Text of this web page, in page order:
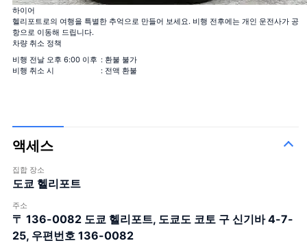
하이어
헬리포트로의 여행을 특별한 추억으로 만들어 보세요. 비행 전후에는 개인 운전사가 공
항으로 이동해 드립니다.
차량 취소 정책
비행 전날 오후 6:00 이후 : 환불 불가
비행 취소 시
: 전액 환불
액세스
집합 장소
도쿄 헬리포트
주소
〒 136-0082 도쿄 헬리포트, 도쿄도 코토 구 신기바 4-7-
25, 우편번호 136-0082